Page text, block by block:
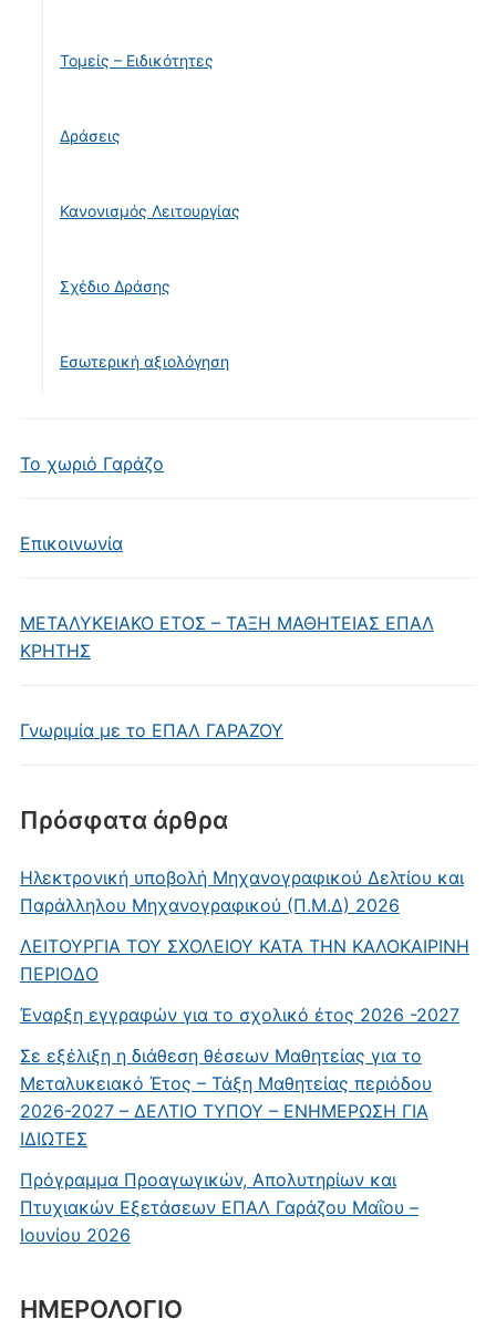
Τομείς – Ειδικότητες
Δράσεις
Κανονισμός Λειτουργίας
Σχέδιο Δράσης
Εσωτερική αξιολόγηση
Το χωριό Γαράζο
Επικοινωνία
ΜΕΤΑΛΥΚΕΙΑΚΟ ΕΤΟΣ – ΤΑΞΗ ΜΑΘΗΤΕΙΑΣ ΕΠΑΛ
ΚΡΗΤΗΣ
Γνωριμία με το ΕΠΑΛ ΓΑΡΑΖΟΥ
Πρόσφατα άρθρα
Ηλεκτρονική υποβολή Μηχανογραφικού Δελτίου και
Παράλληλου Μηχανογραφικού (Π.Μ.Δ) 2026
ΛΕΙΤΟΥΡΓΙΑ ΤΟΥ ΣΧΟΛΕΙΟΥ ΚΑΤΑ ΤΗΝ ΚΑΛΟΚΑΙΡΙΝΗ
ΠΕΡΙΟΔΟ
Έναρξη εγγραφών για το σχολικό έτος 2026 -2027
Σε εξέλιξη η διάθεση θέσεων Μαθητείας για το
Μεταλυκειακό Έτος – Τάξη Μαθητείας περιόδου
2026-2027 – ΔΕΛΤΙΟ ΤΥΠΟΥ – ΕΝΗΜΕΡΩΣΗ ΓΙΑ
ΙΔΙΩΤΕΣ
Πρόγραμμα Προαγωγικών, Απολυτηρίων και
Πτυχιακών Εξετάσεων ΕΠΑΛ Γαράζου Μαΐου –
Ιουνίου 2026
ΗΜΕΡΟΛΟΓΙΟ